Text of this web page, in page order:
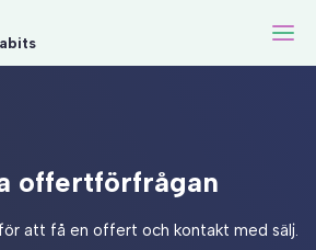
offertförfrågan
att få en offert och kontakt med sälj.